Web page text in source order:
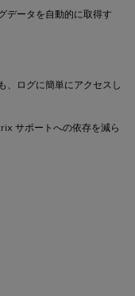
データを自動的に取得す
、ログに簡単にアクセスし
サポートへの依存を減ら